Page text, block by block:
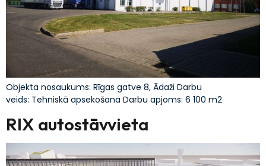
Objekta nosaukums: Rīgas gatve 8, Ādaži Darbu
veids: Tehniskā apsekošana Darbu apjoms: 6 100 m2
RIX autostāvvieta